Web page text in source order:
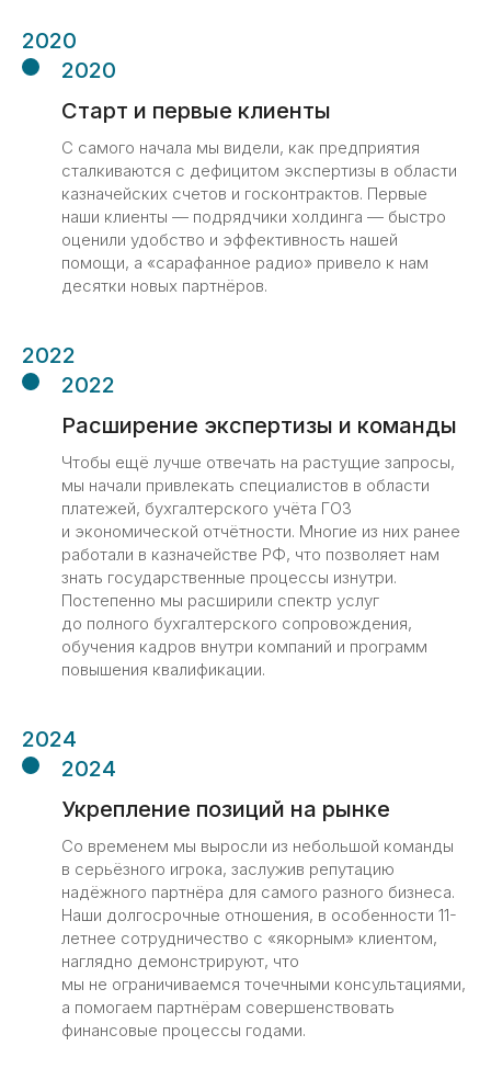
2020
2020
Старт и первые клиенты
С самого начала мы видели, как предприятия
сталкиваются с дефицитом экспертизы в области
казначейских счетов и госконтрактов. Первые
наши клиенты — подрядчики холдинга — быстро
оценили удобство и эффективность нашей
помощи, а «сарафанное радио» привело к нам
десятки новых партнёров.
2022
2022
Расширение экспертизы и команды
Чтобы ещё лучше отвечать на растущие запросы,
мы начали привлекать специалистов в области
платежей, бухгалтерского учёта ГОЗ
и экономической отчётности. Многие из них ранее
работали в казначействе РФ, что позволяет нам
знать государственные процессы изнутри.
Постепенно мы расширили спектр услуг
до полного бухгалтерского сопровождения,
обучения кадров внутри компаний и программ
повышения квалификации.
2024
2024
Укрепление позиций на рынке
Со временем мы выросли из небольшой команды
в серьёзного игрока, заслужив репутацию
надёжного партнёра для самого разного бизнеса.
Наши долгосрочные отношения, в особенности 11-
летнее сотрудничество с «якорным» клиентом,
наглядно демонстрируют, что
мы не ограничиваемся точечными консультациями,
а помогаем партнёрам совершенствовать
финансовые процессы годами.
Более 20 экспертов в
офисе и на удаленке
Команда